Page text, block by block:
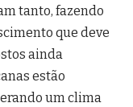
tanto, fazendo
que deve
ainda
estão
um clima